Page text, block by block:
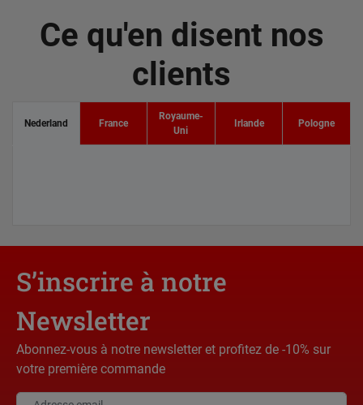
Ce qu'en disent nos
clients
Nederland France
Royaume-
Uni
Irlande Pologne
S’inscrire à notre
Newsletter
Abonnez-vous à notre newsletter et profitez de -10% sur
votre première commande